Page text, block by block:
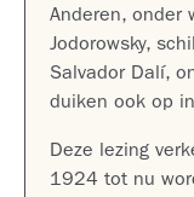
Anderen, onder
Jodorowsky,
Salvador Dalí,
duiken ook op
Deze lezing
1924 tot nu